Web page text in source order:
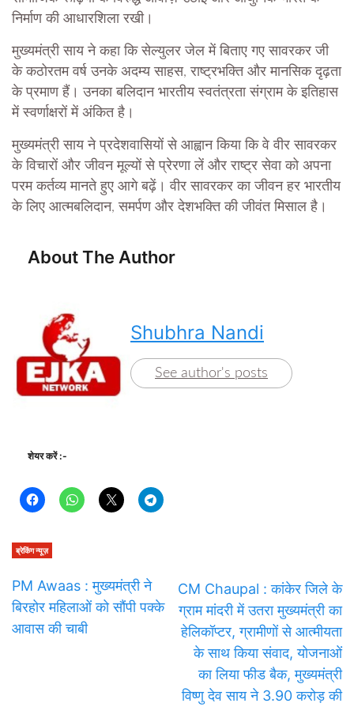
निर्माण की आधारशिला रखी।
मुख्यमंत्री साय ने कहा कि सेल्युलर जेल में बिताए गए सावरकर जी
के कठोरतम वर्ष उनके अदम्य साहस, राष्ट्रभक्ति और मानसिक दृढ़ता
के प्रमाण हैं। उनका बलिदान भारतीय स्वतंत्रता संग्राम के इतिहास
में स्वर्णाक्षरों में अंकित है।
मुख्यमंत्री साय ने प्रदेशवासियों से आह्वान किया कि वे वीर सावरकर
के विचारों और जीवन मूल्यों से प्रेरणा लें और राष्ट्र सेवा को अपना
परम कर्तव्य मानते हुए आगे बढ़ें। वीर सावरकर का जीवन हर भारतीय
के लिए आत्मबलिदान, समर्पण और देशभक्ति की जीवंत मिसाल है।
About The Author
Shubhra Nandi
See author's posts
शेयर करें :-
ब्रेकिंग न्यूज़
PM Awaas : मुख्यमंत्री ने
बिरहोर महिलाओं को सौंपी पक्के
आवास की चाबी
CM Chaupal : कांकेर जिले के
ग्राम मांदरी में उतरा मुख्यमंत्री का
हेलिकॉप्टर, ग्रामीणों से आत्मीयता
के साथ किया संवाद, योजनाओं
का लिया फीड बैक, मुख्यमंत्री
विष्णु देव साय ने 3.90 करोड़ की